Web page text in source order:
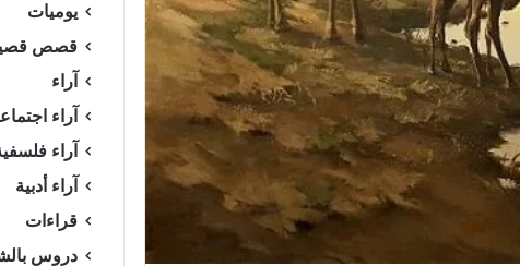
يوميات
قصص
آراء
آراء
آراء
آراء أدبية
قراءات
دروس